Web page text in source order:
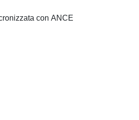
con ANCE